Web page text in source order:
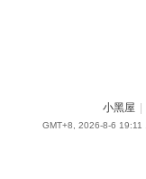
小黑屋
GMT+8, 2026-8-6 19:11